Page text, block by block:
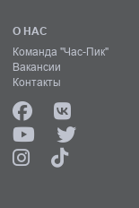
О НАС
Команда "Час-Пик"
Вакансии
Контакты